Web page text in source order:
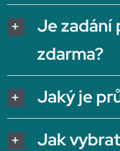
Je zadání
zdarma?
Jaký je
Jak